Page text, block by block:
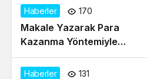
Modeller ve Güncel Durum
Haberler 170
Makale Yazarak Para
Kazanma Yöntemiyle
Evden Gelir Sağlayın
Haberler 131